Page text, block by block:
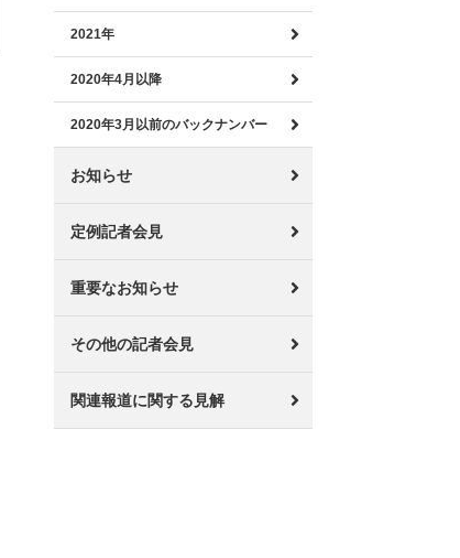
2021年
2020年4月以降
2020年3月以前のバックナンバー
お知らせ
定例記者会見
重要なお知らせ
その他の記者会見
関連報道に関する見解